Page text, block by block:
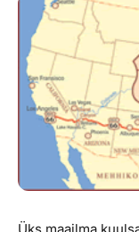
Airalo eSIM
Reisija
Kuldkaart
Platinum
Meist
Ettevõttest,
tööle, uudised...
Ettevõttest
Kontaktid
Üks maailma